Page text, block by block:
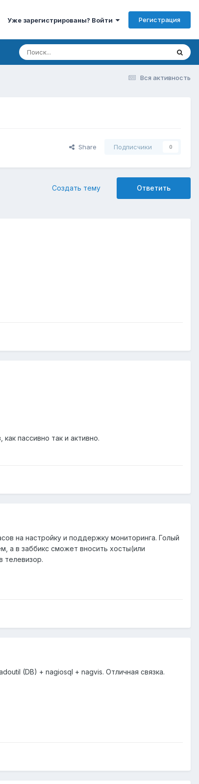
Уже зарегистрированы? Войти Регистрация
Вся активность
Share Подписчики 0
Ответить
Создать тему
пассивно так и активно.
на настройку и поддержку мониторинга. Голый
а в заббикс сможет вносить хосты(или
(DB) + nagiosql + nagvis. Отличная связка.